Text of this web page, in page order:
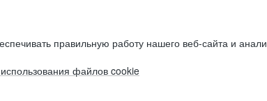
правильную работу нашего веб-сайта и
файлов cookie